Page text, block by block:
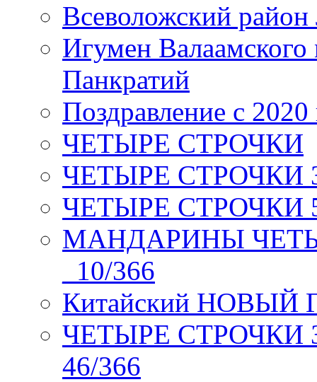
Всеволожский район
Игумен
Панкратий
Поздравление с 2020
ЧЕТЫРЕ СТРОЧКИ
ЧЕТЫРЕ СТРОЧКИ 3
ЧЕТЫРЕ СТРОЧКИ 5
МАНДАРИНЫ
_10/366
Китайский НОВЫЙ
ЧЕТЫРЕ СТРОЧКИ
46/366